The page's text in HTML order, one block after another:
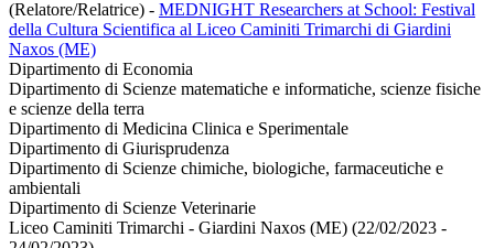
(Relatore/Relatrice) - MEDNIGHT Researchers at School: Festival
della Cultura Scientifica al Liceo Caminiti Trimarchi di Giardini
Naxos (ME)
Dipartimento di Economia
Dipartimento di Scienze matematiche e informatiche, scienze fisiche
e scienze della terra
Dipartimento di Medicina Clinica e Sperimentale
Dipartimento di Giurisprudenza
Dipartimento di Scienze chimiche, biologiche, farmaceutiche e
ambientali
Dipartimento di Scienze Veterinarie
Liceo Caminiti Trimarchi - Giardini Naxos (ME) (22/02/2023 -